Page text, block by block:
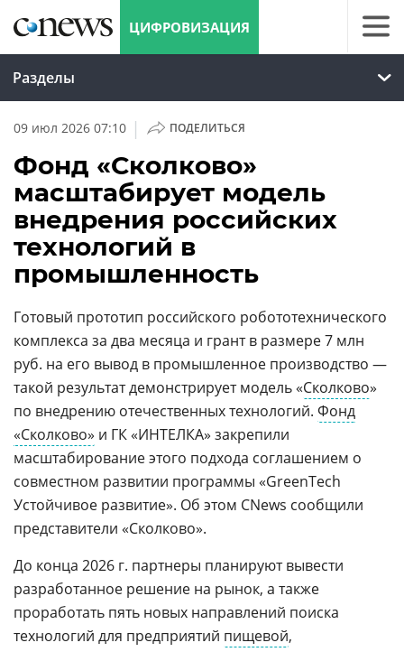
ЦИФРОВИЗАЦИЯ
Разделы
09 июл 2026 07:10 | ПОДЕЛИТЬСЯ
Фонд «Сколково»
масштабирует модель
внедрения российских
технологий в
промышленность
Готовый прототип российского робототехнического
комплекса за два месяца и грант в размере 7 млн
руб. на его вывод в промышленное производство —
такой результат демонстрирует модель «Сколково»
по внедрению отечественных технологий. Фонд
«Сколково» и ГК «ИНТЕЛКА» закрепили
масштабирование этого подхода соглашением о
совместном развитии программы «GreenTech
Устойчивое развитие». Об этом CNews сообщили
представители «Сколково».
До конца 2026 г. партнеры планируют вывести
разработанное решение на рынок, а также
проработать пять новых направлений поиска
технологий для предприятий пищевой,